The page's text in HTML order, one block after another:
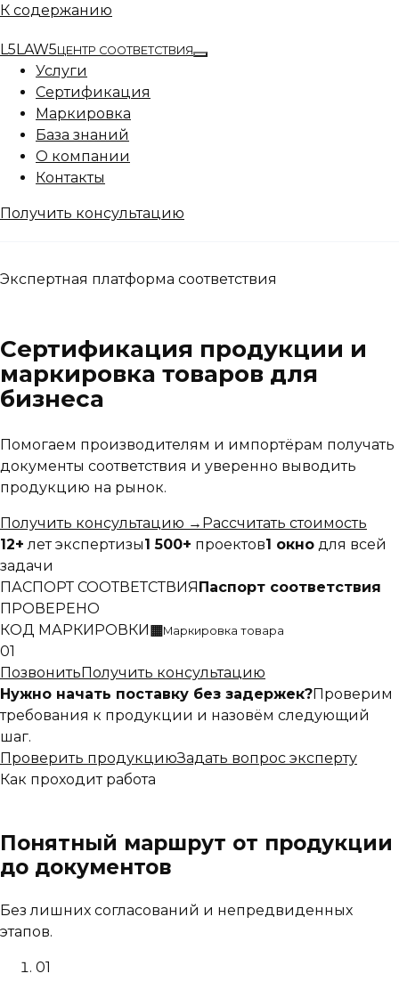
К содержанию
L5LAW5ЦЕНТР СООТВЕТСТВИЯ
Услуги
Сертификация
Маркировка
База знаний
О компании
Контакты
Получить консультацию
Экспертная платформа соответствия
Сертификация продукции и
маркировка товаров для
бизнеса
Помогаем производителям и импортёрам получать
документы соответствия и уверенно выводить
продукцию на рынок.
Получить консультацию → Рассчитать стоимость
12+ лет экспертизы1 500+ проектов1 окно для всей
задачи
ПАСПОРТ СООТВЕТСТВИЯПаспорт соответствия
ПРОВЕРЕНО
КОД МАРКИРОВКИ▦Маркировка товара
01
ПозвонитьПолучить консультацию
Нужно начать поставку без задержек?Проверим
требования к продукции и назовём следующий
шаг.
Проверить продукциюЗадать вопрос эксперту
Как проходит работа
Понятный маршрут от продукции
до документов
Без лишних согласований и непредвиденных
этапов.
01